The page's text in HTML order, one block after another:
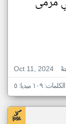
Oct 11, 2024
١٠٩ ميديا: ٥